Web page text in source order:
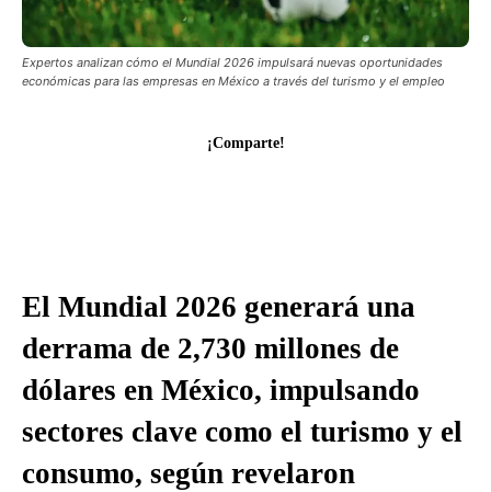
Expertos analizan cómo el Mundial 2026 impulsará nuevas oportunidades
económicas para las empresas en México a través del turismo y el empleo
¡Comparte!
El Mundial 2026 generará una
derrama de 2,730 millones de
dólares en México, impulsando
sectores clave como el turismo y el
consumo, según revelaron